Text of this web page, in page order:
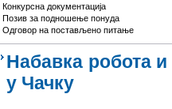
Конкурсна документација
Позив за подношење понуда
Одговор на постављено питање
Набавка робота
у Чачку